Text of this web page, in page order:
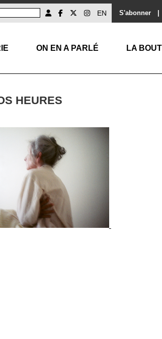
S'abonner
EN
ON EN A PARLÉ LA
HEURES